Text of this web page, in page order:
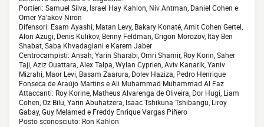
Portieri: Samuel Silva, Israel Hay Kahlon, Niv Antman, Daniel Cohen e
Omer Ya'akov Niron
Difensori: Esam Ayashi, Matan Levy, Bakary Konaté, Amit Cohen Gertel,
Alon Azugi, Denis Kulikov, Benny Feldman, Grigori Morozov, Itay Ben
Shabat, Saba Khvadagiani e Karem Jaber
Centrocampisti: Ansah, Yarin Sharabi, Omri Shamir, Roy Korin, Saher
Taji, Aziz Ouattara, Alex Talpa, Wylan Cyprien, Aviv Kanarik, Yaniv
Mizrahi, Maor Levi, Basam Zaarura, Dolev Haziza, Pedro Henrique
Fonseca de Araújo Martins e Ali Muhammad Muhammad Al Faz
Attaccanti: Roy Korine, Matheus Alvarenga de Oliveira, Dor Hugi, Liam
Cohen, Oz Bilu, Yarin Abuhatzera, Isaac Tshikuna Tshibangu, Liroy
Gabay, Guy Melamed e Freddy Enrique Vargas Piñero
Posto sconosciuto: Ron Kahlon